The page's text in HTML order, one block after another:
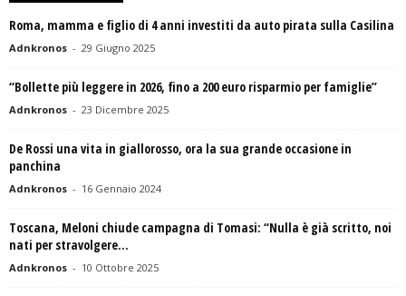
Roma, mamma e figlio di 4 anni investiti da auto pirata sulla Casilina
Adnkronos - 29 Giugno 2025
“Bollette più leggere in 2026, fino a 200 euro risparmio per famiglie”
Adnkronos - 23 Dicembre 2025
De Rossi una vita in giallorosso, ora la sua grande occasione in
panchina
Adnkronos - 16 Gennaio 2024
Toscana, Meloni chiude campagna di Tomasi: “Nulla è già scritto, noi
nati per stravolgere...
Adnkronos - 10 Ottobre 2025